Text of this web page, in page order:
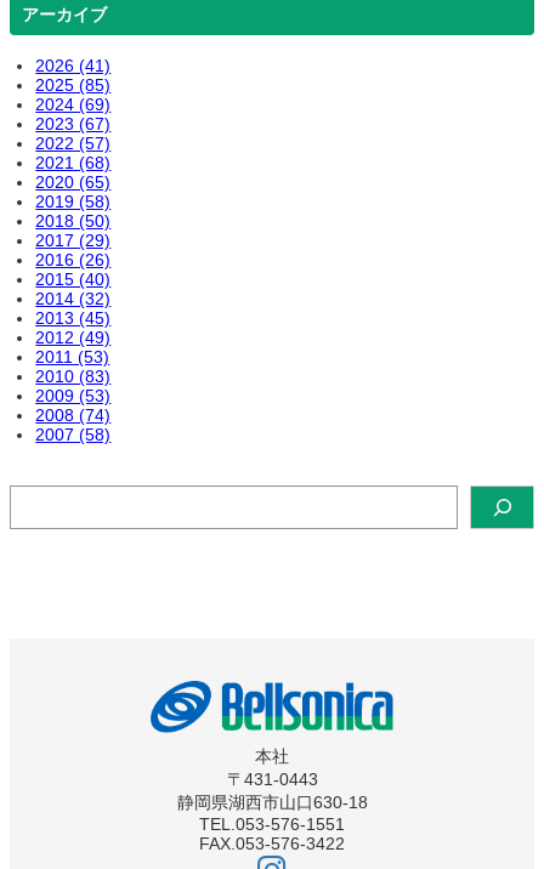
アーカイブ
2026 (41)
2025 (85)
2024 (69)
2023 (67)
2022 (57)
2021 (68)
2020 (65)
2019 (58)
2018 (50)
2017 (29)
2016 (26)
2015 (40)
2014 (32)
2013 (45)
2012 (49)
2011 (53)
2010 (83)
2009 (53)
2008 (74)
2007 (58)
本社
〒431-0443
静岡県湖西市山口630-18
TEL.053-576-1551
FAX.053-576-3422
ベ